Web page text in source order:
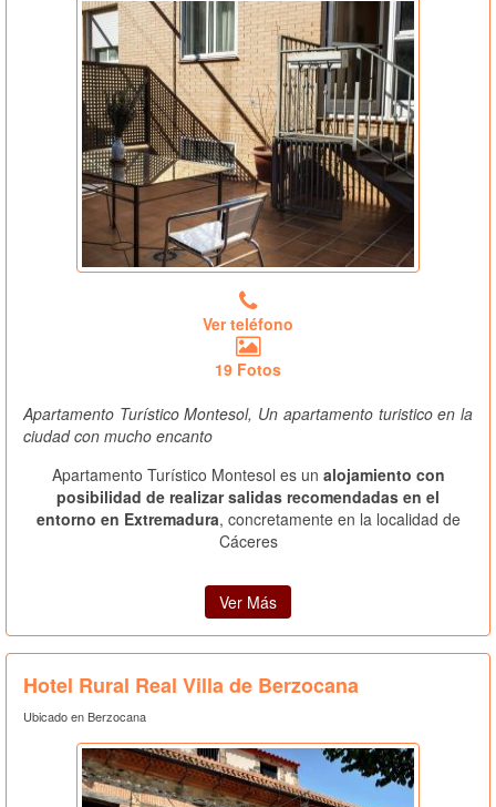
Ver teléfono
19 Fotos
Apartamento Turístico Montesol, Un apartamento turistico en la
ciudad con mucho encanto
Apartamento Turístico Montesol es un alojamiento con
posibilidad de realizar salidas recomendadas en el
entorno en Extremadura, concretamente en la localidad de
Cáceres
Ver Más
Hotel Rural Real Villa de Berzocana
Ubicado en Berzocana